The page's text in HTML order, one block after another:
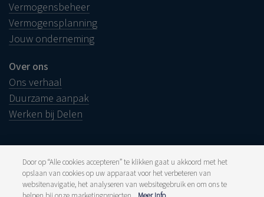
Vermogensbeheer
Vermogensplanning
Jouw onderneming
Over ons
Ons verhaal
Duurzame aanpak
Werken bij Delen
Juridische info
Disclaimer
Door op “Alle cookies accepteren” te klikken gaat u akkoord met het
opslaan van cookies op uw apparaat voor het verbeteren van
websitenavigatie, het analyseren van websitegebruik en om ons te